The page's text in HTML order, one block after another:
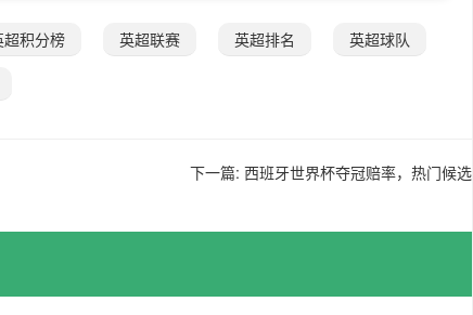
超积分榜 英超联赛 英超排名 英超球队
下一篇: 西班牙世界杯夺冠赔率，热门候选